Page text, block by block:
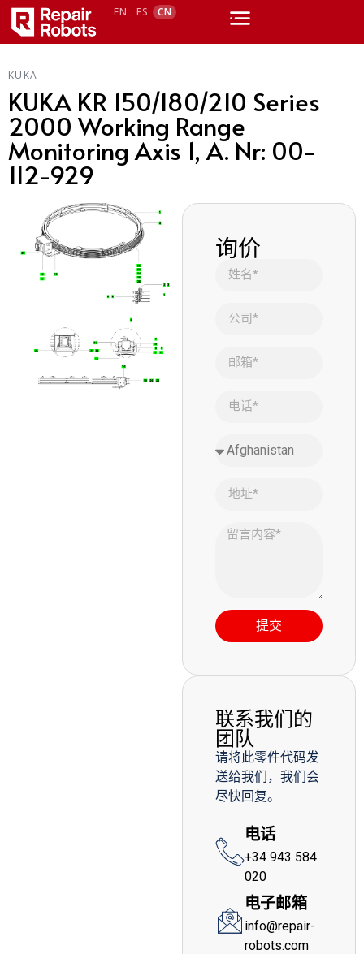
EN ES CN
KUKA
KUKA KR 150/180/210 Series
2000 Working Range
Monitoring Axis 1, A. Nr: 00-
112-929
询价
提交
联系我们的
团队
请将此零件代码发
送给我们，我们会
尽快回复。
电话
+34 943 584
020
电子邮箱
info@repair-
robots.com